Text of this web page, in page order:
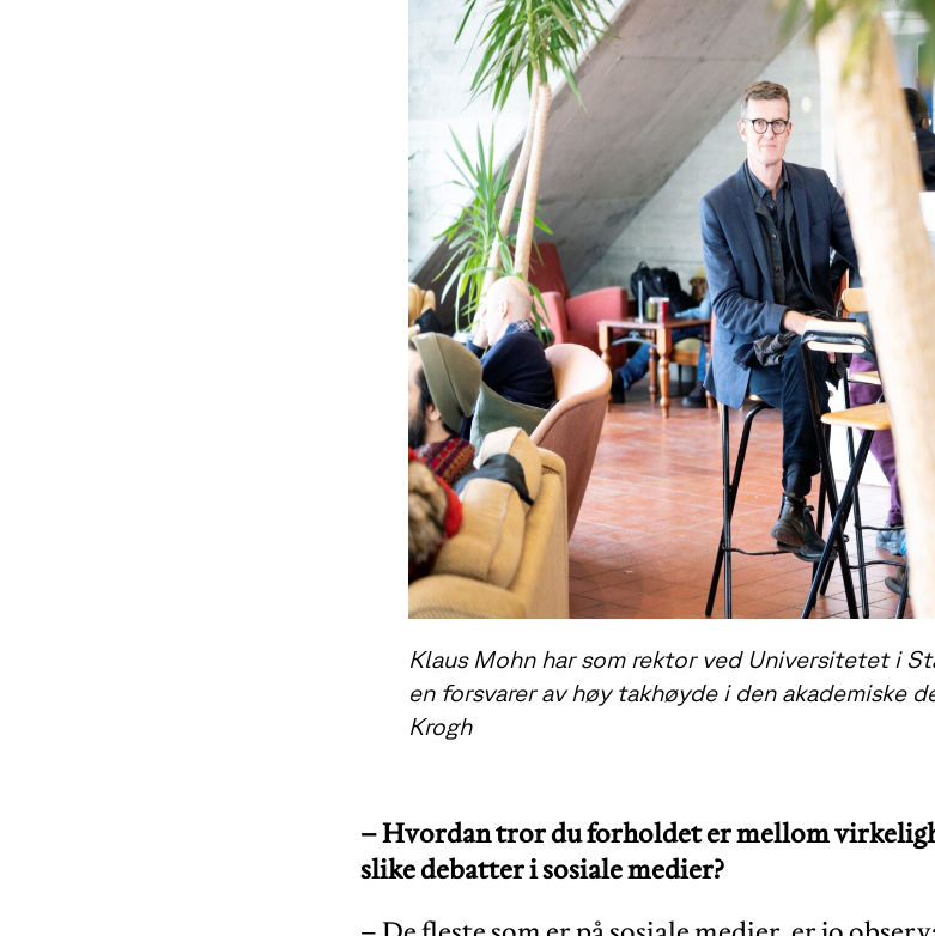
Klaus Mohn har som rektor ved Universitetet i
en forsvarer av høy takhøyde i den akademiske
Krogh
– Hvordan tror du forholdet er mellom
slike debatter i sosiale medier?